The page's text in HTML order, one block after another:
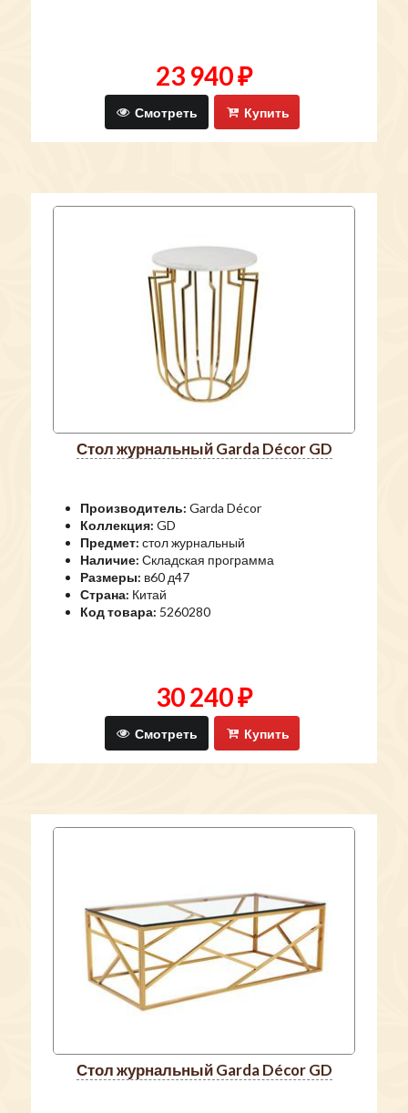
23 940 ₽
Смотреть Купить
стол журнальный Garda Décor GD
Производитель: Garda Décor
Коллекция: GD
Предмет: стол журнальный
Наличие: Складская программа
Размеры: в60 д47
Страна: Китай
Код товара: 5260280
30 240 ₽
Смотреть Купить
стол журнальный Garda Décor GD